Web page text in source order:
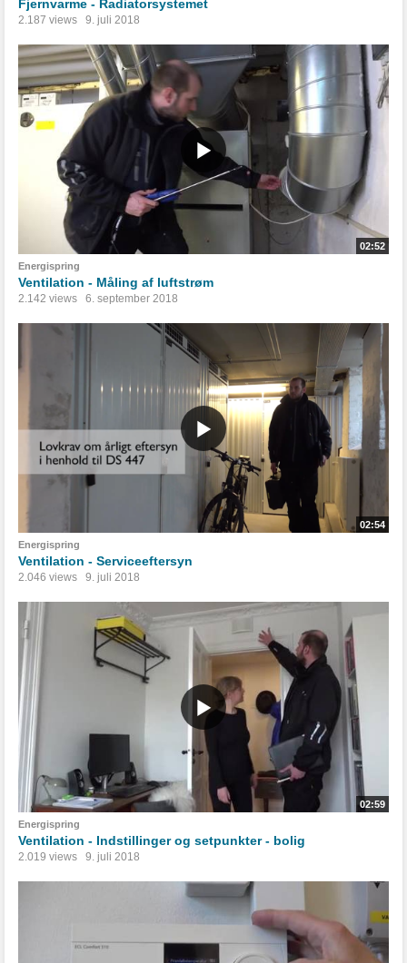
Fjernvarme - Radiatorsystemet
2.187 views 9. juli 2018
02:52
Energispring
Ventilation - Måling af luftstrøm
2.142 views 6. september 2018
02:54
Energispring
Ventilation - Serviceeftersyn
2.046 views 9. juli 2018
02:59
Energispring
Ventilation - Indstillinger og setpunkter - bolig
2.019 views 9. juli 2018